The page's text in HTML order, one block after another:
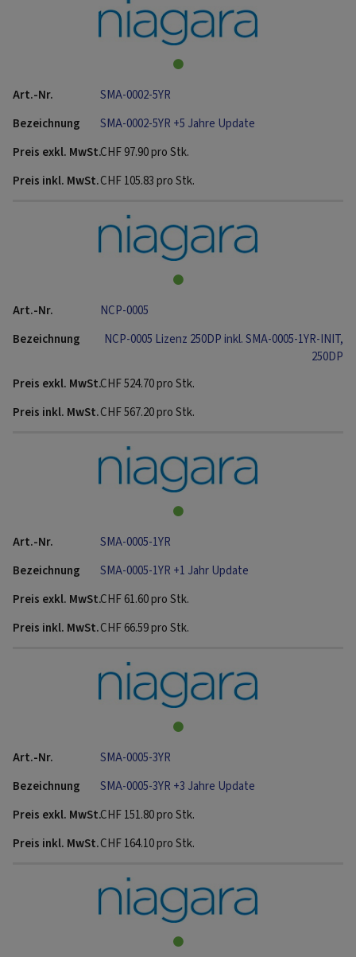
SMA-0002-5YR
SMA-0002-5YR +5 Jahre Update
CHF97.90pro Stk.
CHF105.83pro Stk.
NCP-0005
NCP-0005 Lizenz 250DP inkl. SMA-0005-1YR-INIT,
250DP
CHF524.70pro Stk.
CHF567.20pro Stk.
SMA-0005-1YR
SMA-0005-1YR +1 Jahr Update
CHF61.60pro Stk.
CHF66.59pro Stk.
SMA-0005-3YR
SMA-0005-3YR +3 Jahre Update
CHF151.80pro Stk.
CHF164.10pro Stk.